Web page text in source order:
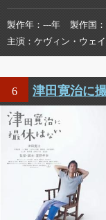
製作年 ---年 製作国
主演
ケヴィン・ウェ
6 津田寛治に